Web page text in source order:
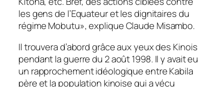
les gens de l’Equateur et les dignitaires du
régime Mobutu»,explique Claude Misambo.
Il trouvera d’abord grâce aux yeux des Kinois
pendant la guerre du 2 août 1998. Il y avait eu
un rapprochement idéologique entre Kabila
père et la population kinoise qui a vécu